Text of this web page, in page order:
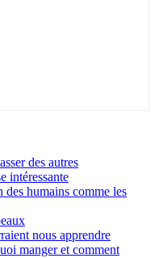
des autres
intéressante
humains comme les
nous apprendre
manger et comment